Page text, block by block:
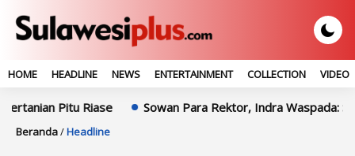
HOME HEADLINE NEWS ENTERTAINMENT COLLECTION VIDEO
Pitu Riase Sowan Para Rektor, Indra Waspada: Sinergi
Beranda/Headline